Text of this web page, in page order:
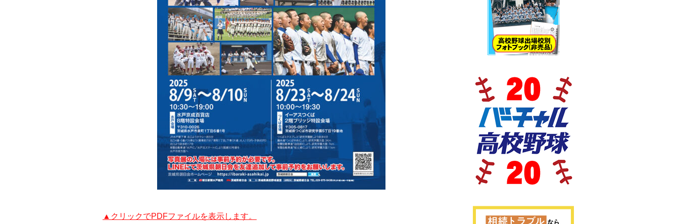
▲クリックでPDFファイルを表示します。